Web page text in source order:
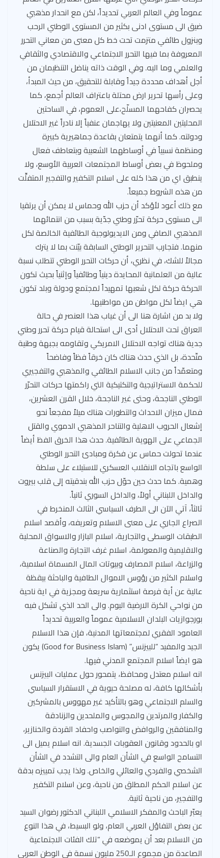
عموماً وفي العالم العربي تحديداً، لكن مع انحدار مذهبي
ضيق الى مستوى ادنى بكثير من المستوى الوطني الرحب
وبنزول طائفي متزمت تحت خط كل معنى من معاني التحرر
المعروفة بما فيها التحرر الاجتماعي والاقتصادي والثقافي
والعلمي وما اليه. وفي الوقت ذاته يناضل التنظيمان من
أجل أهداف محددة جيداً وقابلة للتحقيق، من حيث المبدأ،
وعلى رأسها تحرير ارض محتلة باعتراف العالم أجمع، كما
يحصران كفاحهما المسلّح،على العموم، في الساحتين
المحليتين المعنيتين ولا يهاجمان عنفياً إلا نادراً غير الاحتلال
ودولته. كما أنهما يتمتعان بقاعدة جماهيرية كبيرة
ومنظمة نسبياً في أوساطهما الشعبية وبتعاطف فعال
وملحوظ في بعض أوساط المجتمعات العربية الأوسع، ولا
ينطبق اي من هذا كله على اسلام التكفير والتفجير المتفلِّت
من هذه الشروط جميعاً.
مع ذلك أعود لأؤكد أن حزب الله وحماس لا يمكن أن يرتقيا
الى مستوى حركة تحرّر وطني جدّية بسبب من انتمائهما
المذهبي الصافي ومن الايديولوجية الطائفية الخالصة لكل
منهما. فتجارب التحرير الوطني السابقة بيّنت بما لا يترك
مجالاً للشك، في نظري، أن حركات التحرر الوطني تتطلب نسبة
عالية من العلمانية المحايدة دينياً وطائفياً وإثنياً بحيث تكون
الحركة حركة لكل شعبها تمهيداً لمجتمع ودولة وبلد تكون
هي ايضاً لكل مواطن من مواطنيها.
ولا بد من اشارة هنا الى أن غياب هذا العنصر في حالة
العراق تحت الاحتلال أدى الى استحالة قيام حركة تحرر وطني
جدية هناك تواجه الاحتلال الامريكي وتقاومه بجبهة وطنية
متّحدة، بل الذي حدث هناك كان خرقاً فظاً وفاضحاً
ومتعمّداً من جانب الاسلام الطائفي والمذهبي والتفجيري
للحكمة الاستراتيجية والتكتيكية التي راكمتها حركات التحرّر
الوطني الناجحة، وحتى غير الناجحة، خلال القرن العشرين،
فمال ميزان الاحداث والتطورات هناك ميلاً مفجعاً نحو
إشعال الحروب الاهلية والتناحر المذهبي الدموي والقتل
الجماعي على الهوية الطائفية. حدث هذا الخرق الفظ أيضاً
عندما تحولت حماس عن فكرة ومبادئ التحرر الوطني
الواسع باتجاه الانقلاب العسكري للاستيلاء على سلطة
وهمية. كما حدث حين حوّل حزب الله بندقيته إلى قلب بيروت
والداخل اللبناني أولاً، والداخل السوري ثانياً.
ثالثاً، آتي الآن الى الطرف السياسي الثالث المنخرط في
الصراع الجاري على معنى الاسلام وتعريفه، وأقصد اسلام
الطبقات الوسطى والتجارية، اسلام البازار والاسواق المحلية
والاقليمية والمعولمة، اسلام غرف التجارة والصناعة
والزراعة، اسلام المصارف وبيوتات المال المسماة اسلامية،
واسلام الكثير من رؤوس الاموال الطافية والباحثة بيقظة
عالية عن أية فرصة استثمارية سريعة ومجزية في اية ناحية
من نواحي الكرة الارضية اليوم. والى الحد الذي تشكل فيه
بورجوازيات البلدان الاسلامية عموماً والعربية تحديداً
العامود الفقري لمجتمعاتها المدنية، فإن هذا الاسلام
الجيد والمفيد “للبيزنس” (Good for Business Islam) يكون
هو ايضاً اسلام المجتمع المدني فيها.
انه اسلام معتدل ومحافظ، يتمحور حول عمليات البيزنس
بأشكالها كافة، له مصلحة حيوية في الاستقرار السياسي
والسلم الاجتماعي وهو بالتأكيد غير مهووس بالمشركين
والكفار والمرتدين والمجوس والملحدين والزنادقة
والمنافقين والروافض والنواصب واحفاد القردة والخنازير،
او بالحدود وقانون العقوبات الجسدية. انه اسلام يميل الى
التسامح الواسع في الشأن العام والى التشدد في الشأن
الشخصي والفردي والعائلي والخاص. ولذا يجب تمييزه بدقة
عن اسلام الحكم المطلق من ناحية، وعن اسلام التكفير
والتفجير، من ناحية ثانية.
يعبّر الباحث والمفكر الاسلامي اللبناني الدكتور رضوان السيد
عن بعض التفاؤل العربي العام، ولو البسيط، في هذا النوع
من الاسلام بعد أن يموضعه في “تلك الفئات الاجتماعية
الصاعدة من مجموع الـ250 مليون نسمة في الوطن العربي